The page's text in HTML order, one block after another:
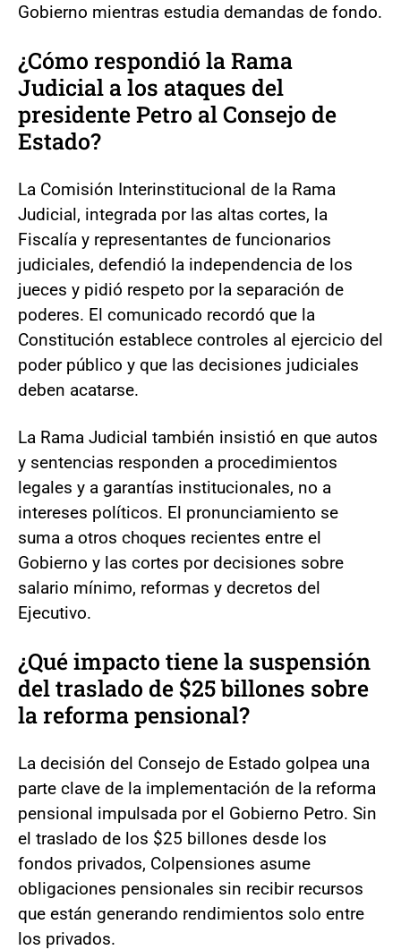
Gobierno mientras estudia demandas de fondo.
¿Cómo respondió la Rama
Judicial a los ataques del
presidente Petro al Consejo de
Estado?
La Comisión Interinstitucional de la Rama
Judicial, integrada por las altas cortes, la
Fiscalía y representantes de funcionarios
judiciales, defendió la independencia de los
jueces y pidió respeto por la separación de
poderes. El comunicado recordó que la
Constitución establece controles al ejercicio del
poder público y que las decisiones judiciales
deben acatarse.
La Rama Judicial también insistió en que autos
y sentencias responden a procedimientos
legales y a garantías institucionales, no a
intereses políticos. El pronunciamiento se
suma a otros choques recientes entre el
Gobierno y las cortes por decisiones sobre
salario mínimo, reformas y decretos del
Ejecutivo.
¿Qué impacto tiene la suspensión
del traslado de $25 billones sobre
la reforma pensional?
La decisión del Consejo de Estado golpea una
parte clave de la implementación de la reforma
pensional impulsada por el Gobierno Petro. Sin
el traslado de los $25 billones desde los
fondos privados, Colpensiones asume
obligaciones pensionales sin recibir recursos
que están generando rendimientos solo entre
los privados.